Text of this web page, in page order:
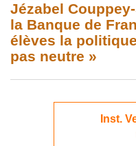
Jézabel
la Banque de
élèves la
pas neutre »
Inst.